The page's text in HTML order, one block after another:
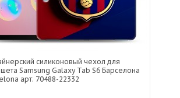
силиконовый чехол для
Samsung Galaxy Tab S6 Барселона
арт: 70488-22332